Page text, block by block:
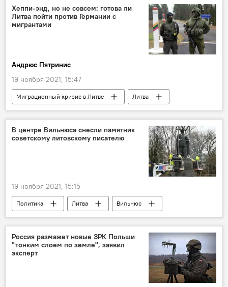
снос памятник
Хеппи-энд, но не совсем: готова ли
Литва пойти против Германии с
мигрантами
Андрюс Пятринис
19 ноября 2021, 15:47
Миграционный кризис в Литве
Литва
Александр Лукашенко
мигранты
граница
Германия
миграция
Колумнисты
Белоруссия
В центре Вильнюса снесли памятник
советскому литовскому писателю
19 ноября 2021, 15:15
Политика Литва
Вильнюс
СССР
памятник
Уничтожение советских памятников в Литве
Россия размажет новые ЗРК Польши
"тонким слоем по земле", заявил
эксперт